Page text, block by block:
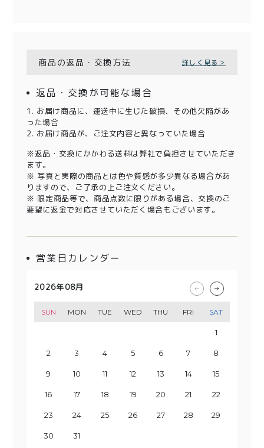
商品の返品・交換方法 詳しく見る＞
返品・交換が可能な場合
1. お届け商品に、運送中に生じた破損、その他欠陥があ
った場合
2. お届け商品が、ご注文内容と異なっていた場合
※返品・交換にかかわる送料は弊社で負担させていただき
ます。
※ 写真と実際の商品とは色や質感が多少異なる場合があ
りますので、ご了承の上ご注文ください。
※ 限定商品等で、商品点数に限りがある場合、交換のご
要望に返金で対応させていただく場合もございます。
営業日カレンダー
2026年08月
SUN MON TUE WED THU FRI SAT
1
2 3 4 5 6 7 8
9 10 11 12 13 14 15
16 17 18 19 20 21 22
23 24 25 26 27 28 29
30 31
2026年09月
SUN MON TUE WED THU FRI SAT
5
6 7 8 9 10 11 12
13 14 15 16 17 18 19
20 21 22 23 24 25 26
27 28 29 30
2026年10月
SUN MON TUE WED THU FRI SAT
3
4 5 6 7 8 9 10
11 12 13 14 15 16 17
18 19 20 21 22 23 24
25 26 27 28 29 30 31
2026年11月
SUN MON TUE WED THU FRI SAT
7
8 9 10 11 12 13 14
15 16 17 18 19 20 21
22 23 24 25 26 27 28
29 30